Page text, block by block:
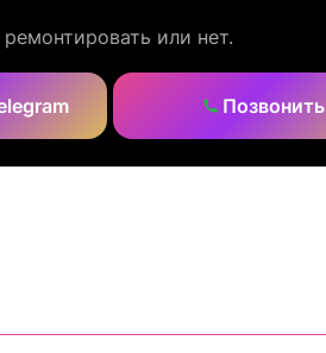
или нет.
Позвонить